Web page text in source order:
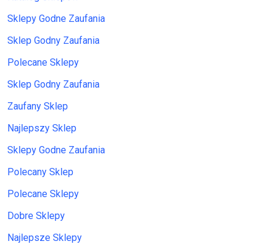
Sklepy Godne Zaufania
Sklep Godny Zaufania
Polecane Sklepy
Sklep Godny Zaufania
Zaufany Sklep
Najlepszy Sklep
Sklepy Godne Zaufania
Polecany Sklep
Polecane Sklepy
Dobre Sklepy
Najlepsze Sklepy